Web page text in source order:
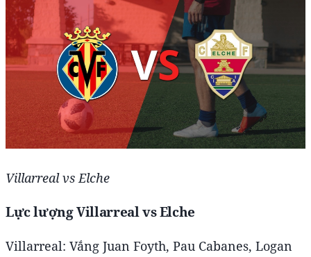
Villarreal vs Elche
Lực lượng Villarreal vs Elche
Villarreal: Vắng Juan Foyth, Pau Cabanes, Logan